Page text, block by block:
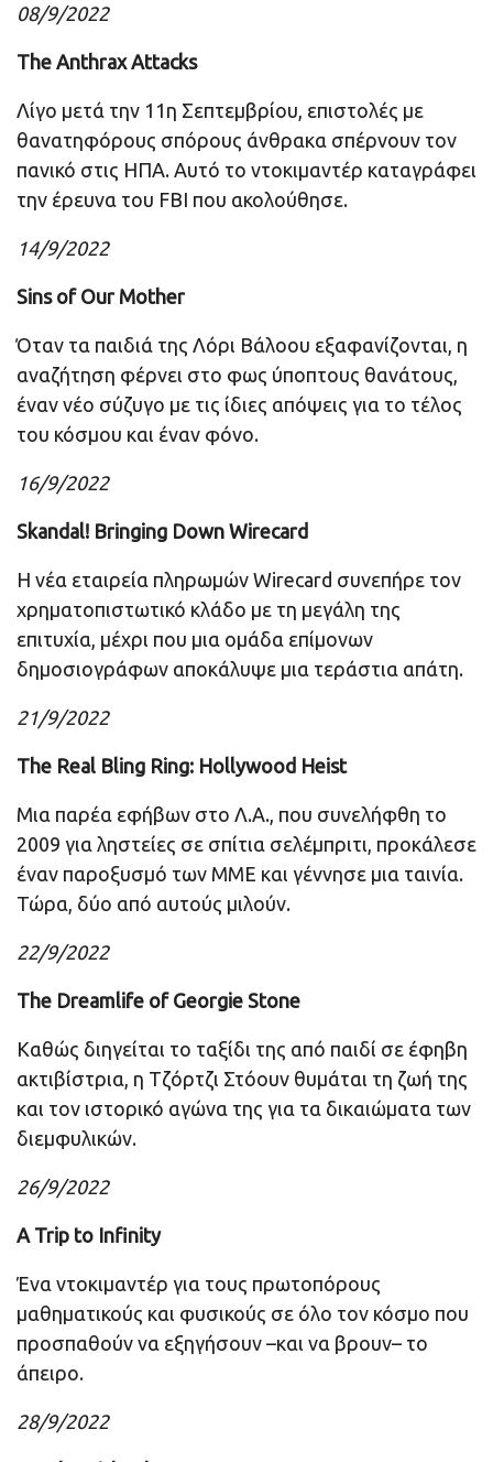
08/9/2022
The Anthrax Attacks
Λίγο μετά την 11η Σεπτεμβρίου, επιστολές με
θανατηφόρους σπόρους άνθρακα σπέρνουν τον
πανικό στις ΗΠΑ. Αυτό το ντοκιμαντέρ καταγράφει
την έρευνα του FBI που ακολούθησε.
14/9/2022
Sins of Our Mother
Όταν τα παιδιά της Λόρι Βάλοου εξαφανίζονται, η
αναζήτηση φέρνει στο φως ύποπτους θανάτους,
έναν νέο σύζυγο με τις ίδιες απόψεις για το τέλος
του κόσμου και έναν φόνο.
16/9/2022
Skandal! Bringing Down Wirecard
Η νέα εταιρεία πληρωμών Wirecard συνεπήρε τον
χρηματοπιστωτικό κλάδο με τη μεγάλη της
επιτυχία, μέχρι που μια ομάδα επίμονων
δημοσιογράφων αποκάλυψε μια τεράστια απάτη.
21/9/2022
The Real Bling Ring: Hollywood Heist
Μια παρέα εφήβων στο Λ.Α., που συνελήφθη το
2009 για ληστείες σε σπίτια σελέμπριτι, προκάλεσε
έναν παροξυσμό των ΜΜΕ και γέννησε μια ταινία.
Τώρα, δύο από αυτούς μιλούν.
22/9/2022
The Dreamlife of Georgie Stone
Καθώς διηγείται το ταξίδι της από παιδί σε έφηβη
ακτιβίστρια, η Τζόρτζι Στόουν θυμάται τη ζωή της
και τον ιστορικό αγώνα της για τα δικαιώματα των
διεμφυλικών.
26/9/2022
A Trip to Infinity
Ένα ντοκιμαντέρ για τους πρωτοπόρους
μαθηματικούς και φυσικούς σε όλο τον κόσμο που
προσπαθούν να εξηγήσουν –και να βρουν– το
άπειρο.
28/9/2022